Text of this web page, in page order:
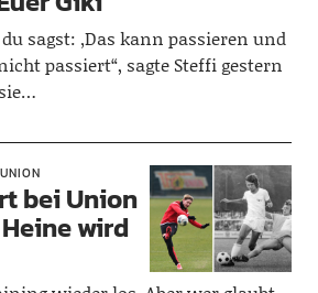
sagst: ‚Das kann passieren und
passiert“, sagte Steffi gestern
bei Union
wird